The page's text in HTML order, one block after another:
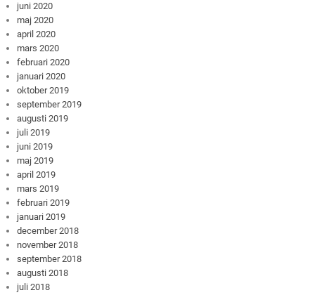
juni 2020
maj 2020
april 2020
mars 2020
februari 2020
januari 2020
oktober 2019
september 2019
augusti 2019
juli 2019
juni 2019
maj 2019
april 2019
mars 2019
februari 2019
januari 2019
december 2018
november 2018
september 2018
augusti 2018
juli 2018